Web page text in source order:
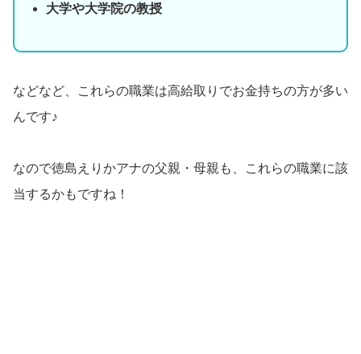
大学や大学院の教授
などなど、これらの職業は高給取りでお金持ちの方が多い
んです♪
なので徳島えりかアナの父親・母親も、これらの職業に該
当するかもですね！